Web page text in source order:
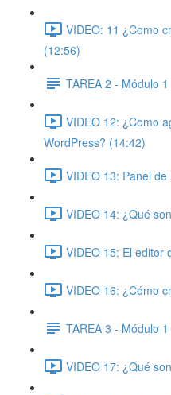
VIDEO: 11 ¿Como
(12:56)
TAREA 2 - Módulo 1
VIDEO 12: ¿Como
WordPress? (14:42)
VIDEO 13: Panel
VIDEO 14: ¿Qué
VIDEO 15: El editor
VIDEO 16: ¿Cómo
TAREA 3 - Módulo 1
VIDEO 17: ¿Qué